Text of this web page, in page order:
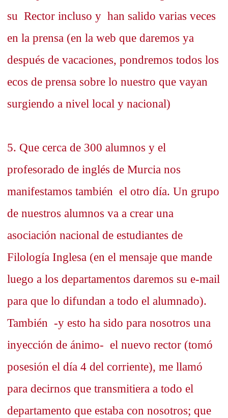
su Rector incluso y han salido varias veces
en la prensa (en la web que daremos ya
después de vacaciones, pondremos todos los
ecos de prensa sobre lo nuestro que vayan
surgiendo a nivel local y nacional)
5. Que cerca de 300 alumnos y el
profesorado de inglés de Murcia nos
manifestamos también el otro día. Un grupo
de nuestros alumnos va a crear una
asociación nacional de estudiantes de
Filología Inglesa (en el mensaje que mande
luego a los departamentos daremos su e-mail
para que lo difundan a todo el alumnado).
También -y esto ha sido para nosotros una
inyección de ánimo- el nuevo rector (tomó
posesión el día 4 del corriente), me llamó
para decirnos que transmitiera a todo el
departamento que estaba con nosotros; que